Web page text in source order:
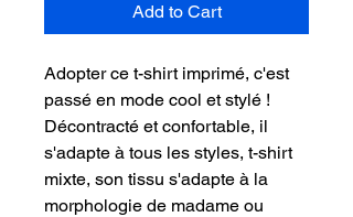
Add to Cart
Adopter ce t-shirt imprimé, c'est
passé en mode cool et stylé !
Décontracté et confortable, il
s'adapte à tous les styles, t-shirt
mixte, son tissu s'adapte à la
morphologie de madame ou